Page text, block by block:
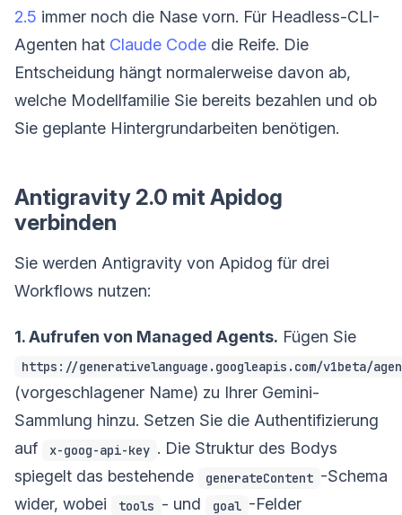
2.5 immer noch die Nase vorn. Für Headless-CLI-
Agenten hat Claude Code die Reife. Die
Entscheidung hängt normalerweise davon ab,
welche Modellfamilie Sie bereits bezahlen und ob
Sie geplante Hintergrundarbeiten benötigen.
Antigravity 2.0 mit Apidog
verbinden
Sie werden Antigravity von Apidog für drei
Workflows nutzen:
1. Aufrufen von Managed Agents. Fügen Sie
https://generativelanguage.googleapis.com/v1beta/
(vorgeschlagener Name) zu Ihrer Gemini-
Sammlung hinzu. Setzen Sie die Authentifizierung
auf
x-goog-api-key . Die Struktur des Bodys
spiegelt das bestehende
generateContent -Schema
wider, wobei
tools - und goal -Felder